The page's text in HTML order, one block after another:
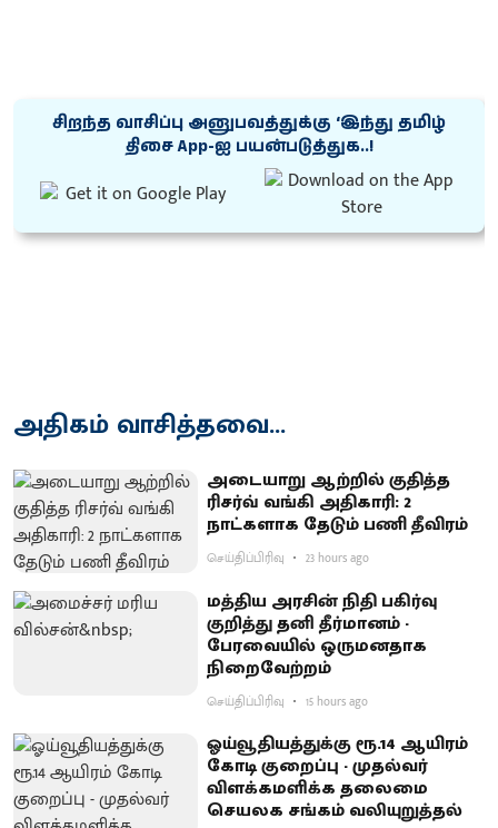
சிறந்த வாசிப்பு அனுபவத்துக்கு ‘இந்து தமிழ்
திசை App-ஐ பயன்படுத்துக..!
அதிகம் வாசித்தவை...
அடையாறு ஆற்றில் குதித்த
ரிசர்வ் வங்கி அதிகாரி: 2
நாட்களாக தேடும் பணி தீவிரம்
செய்திப்பிரிவு 23 hours ago
மத்திய அரசின் நிதி பகிர்வு
குறித்து தனி தீர்மானம் -
பேரவையில் ஒருமனதாக
நிறைவேற்றம்
செய்திப்பிரிவு 15 hours ago
ஓய்வூதியத்துக்கு ரூ.14 ஆயிரம்
கோடி குறைப்பு - முதல்வர்
விளக்கமளிக்க தலைமை
செயலக சங்கம் வலியுறுத்தல்